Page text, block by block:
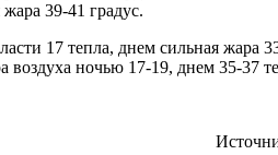
39-41 градус.
17 тепла, днем сильная жара
воздуха ночью 17-19, днем 35-37